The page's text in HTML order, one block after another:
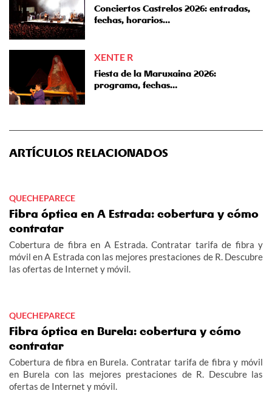
Conciertos Castrelos 2026: entradas,
fechas, horarios…
XENTE R
Fiesta de la Maruxaina 2026:
programa, fechas…
ARTÍCULOS RELACIONADOS
QUECHEPARECE
Fibra óptica en A Estrada: cobertura y cómo
contratar
Cobertura de fibra en A Estrada. Contratar tarifa de fibra y
móvil en A Estrada con las mejores prestaciones de R. Descubre
las ofertas de Internet y móvil.
QUECHEPARECE
Fibra óptica en Burela: cobertura y cómo
contratar
Cobertura de fibra en Burela. Contratar tarifa de fibra y móvil
en Burela con las mejores prestaciones de R. Descubre las
ofertas de Internet y móvil.